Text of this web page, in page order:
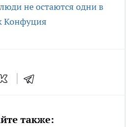
не остаются одни в
Конфуция
также: